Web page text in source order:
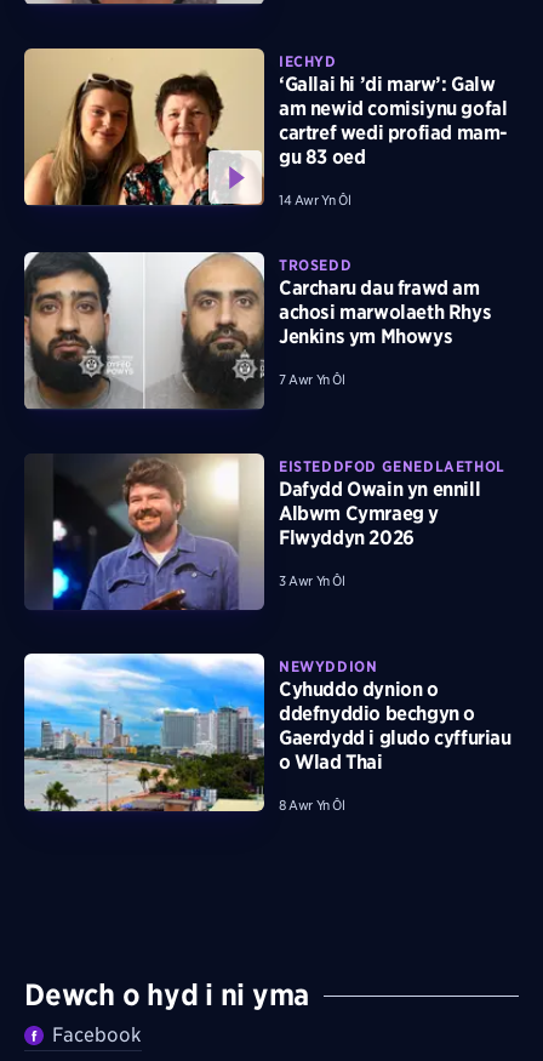
IECHYD
‘Gallai hi ’di marw’: Galw
am newid comisiynu gofal
cartref wedi profiad mam-
gu 83 oed
14 Awr Yn Ôl
TROSEDD
Carcharu dau frawd am
achosi marwolaeth Rhys
Jenkins ym Mhowys
7 Awr Yn Ôl
EISTEDDFOD GENEDLAETHOL
Dafydd Owain yn ennill
Albwm Cymraeg y
Flwyddyn 2026
3 Awr Yn Ôl
NEWYDDION
Cyhuddo dynion o
ddefnyddio bechgyn o
Gaerdydd i gludo cyffuriau
o Wlad Thai
8 Awr Yn Ôl
Dewch o hyd i ni yma
Facebook